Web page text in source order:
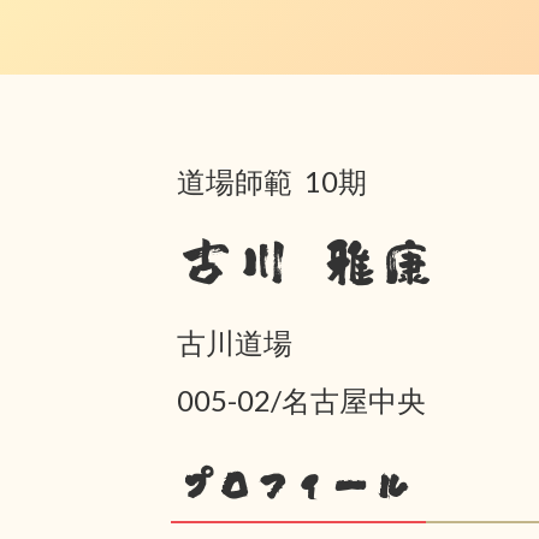
道場師範 10期
古川 雅康
古川道場
005-02/名古屋中央
プロフィール